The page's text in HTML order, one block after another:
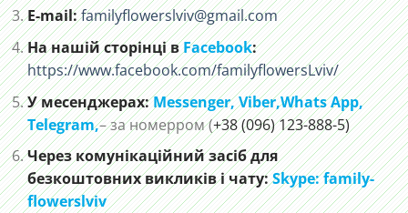
E-mail:familyflowerslviv@gmail.com
На нашій сторінці вFacebook:
https://www.facebook.com/familyflowersLviv/
У месенджерах:Messenger,Viber,Whats App,
Telegram,– за номерром (+38 (096) 123-888-5)
Через комунікаційний засіб для
безкоштовних викликів і чату:Skype: family-
flowerslviv